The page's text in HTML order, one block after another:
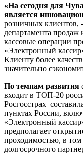
«На сегодня для
является
розничных
департамента продаж
кассовые операции
«Электронный
Клиенту более
значительно
По темпам развития
входит в ТОП-20
Росгосстрах
пунктах России,
«Электронный
предполагает
проходимостью, в том
долгосрочного